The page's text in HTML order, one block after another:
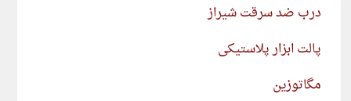
درب ضد سرقت شیراز
پالت ابزار پلاستیکی
مگاتوزین